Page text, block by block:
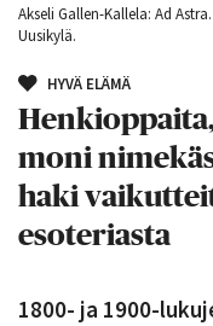
Akseli Gallen-Kallela: Ad
Uusikylä.
HYVÄ ELÄMÄ
moni
haki
esoteriasta
1800- ja 1900-